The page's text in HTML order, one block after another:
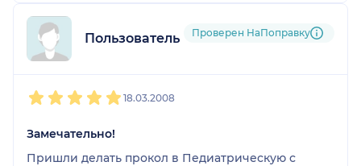
Пользователь форумаПроверен НаПоправку
18.03.2008
Замечательно!
Пришли делать прокол в Педиатрическую с